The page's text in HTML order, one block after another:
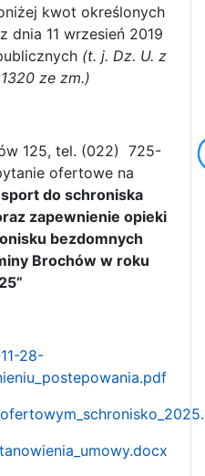
kwot określonych
11 wrzesień 2019
(t. j. Dz. U. z
ze zm.)
125, tel. (022) 725-
ofertowe na
do schroniska
zapewnienie opieki
bezdomnych
Brochów w roku
28-